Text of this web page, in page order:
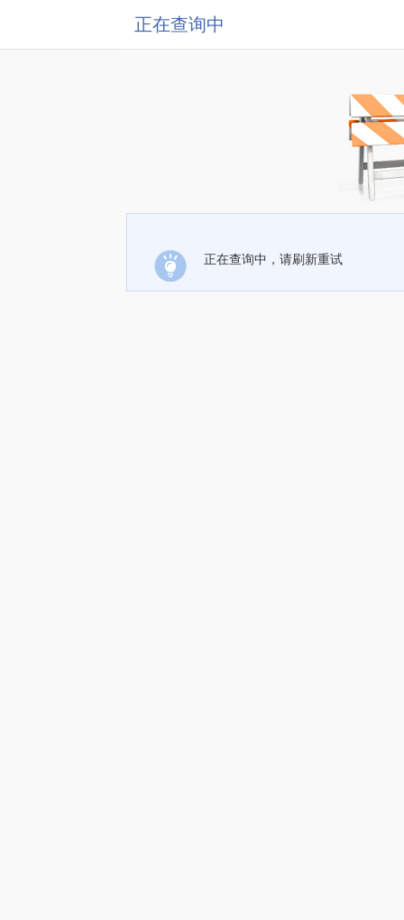
正在查询中
正在查询中，请刷新重试